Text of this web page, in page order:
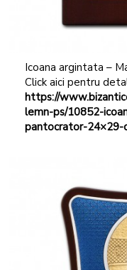
Icoana argintata –
Click aici pentru
https://
lemn-ps/10852-
pantocrator-24×29-